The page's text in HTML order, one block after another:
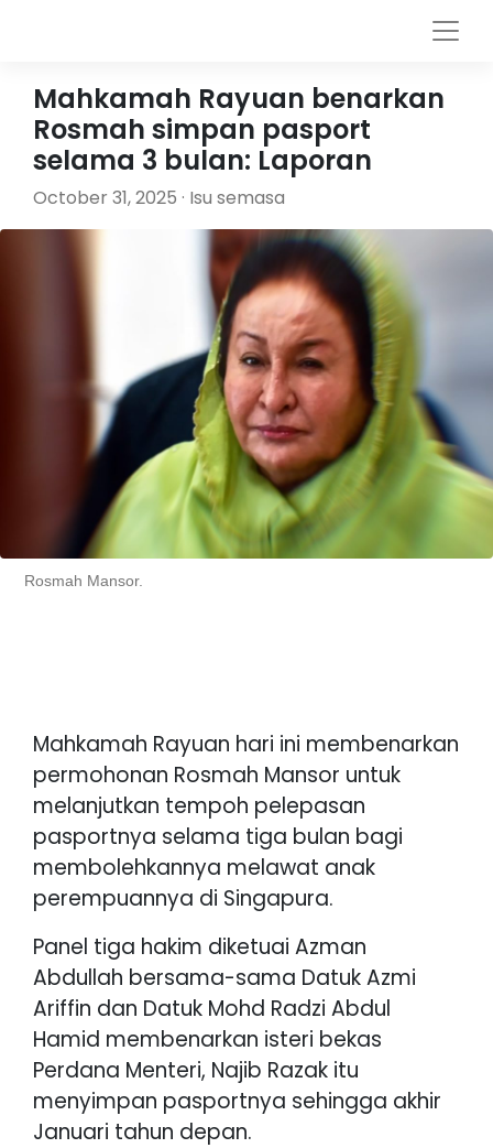
Mahkamah Rayuan benarkan
Rosmah simpan pasport
selama 3 bulan: Laporan
October 31, 2025 · Isu semasa
Rosmah Mansor.
Mahkamah Rayuan hari ini membenarkan
permohonan Rosmah Mansor untuk
melanjutkan tempoh pelepasan
pasportnya selama tiga bulan bagi
membolehkannya melawat anak
perempuannya di Singapura.
Panel tiga hakim diketuai Azman
Abdullah bersama-sama Datuk Azmi
Ariffin dan Datuk Mohd Radzi Abdul
Hamid membenarkan isteri bekas
Perdana Menteri, Najib Razak itu
menyimpan pasportnya sehingga akhir
Januari tahun depan.